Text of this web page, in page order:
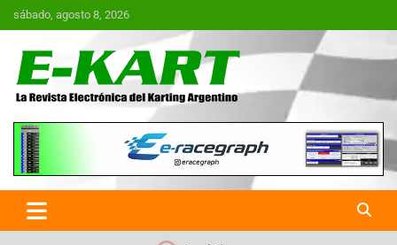
Saltar
al
sábado, agosto 8, 2026
E-Kart.com.ar | La Revista
Electrónica del Karting en
Argentina